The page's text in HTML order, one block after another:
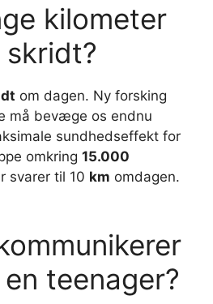
kilometer
skridt?
om dagen. Ny forsking
må bevæge os endnu
sundhedseffekt for
omkring 15.000
svarer til 10 km omdagen.
teenager?